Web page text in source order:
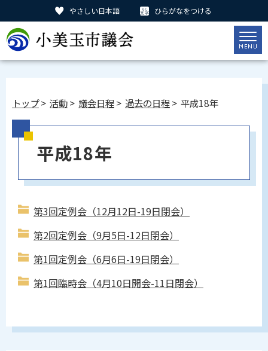
やさしい日本語 ひらがなをつける
トップ> 活動> 議会日程> 過去の日程> 平成18年
平成18年
第3回定例会（12月12日-19日閉会）
第2回定例会（9月5日-12日閉会）
第1回定例会（6月6日-19日閉会）
第1回臨時会（4月10日開会-11日閉会）